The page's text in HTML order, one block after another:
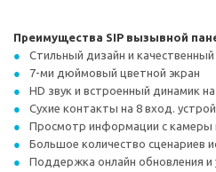
Преимущества SIP вызывной
Стильный дизайн и качественный
7-ми дюймовый цветной экран
HD звук и встроенный динамик
Сухие контакты на 8 вход.
Просмотр информации с
Большое количество сценариев
Поддержка онлайн обновления и